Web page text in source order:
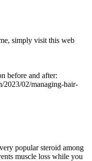
simply visit this web
before and after:
2023/02/managing-hair-
popular steroid among
muscle loss while you